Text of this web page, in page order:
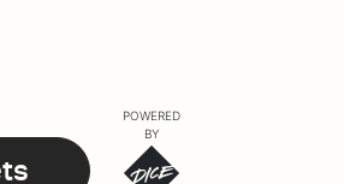
POWERED
BY